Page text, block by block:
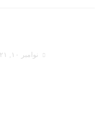
نوامبر ۱۰, ۲۰۲۱